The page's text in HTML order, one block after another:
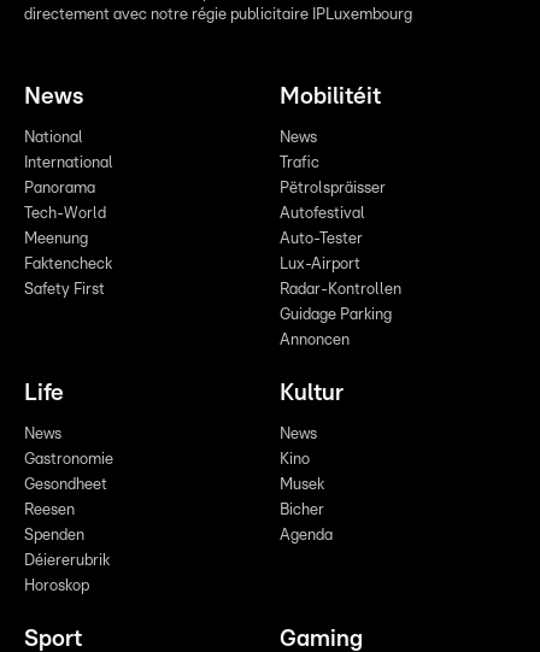
directement avec notre régie publicitaire IPLuxembourg
News
National
International
Panorama
Tech-World
Meenung
Faktencheck
Safety First
Mobilitéit
News
Trafic
Pëtrolspräisser
Autofestival
Auto-Tester
Lux-Airport
Radar-Kontrollen
Guidage Parking
Annoncen
Life
News
Gastronomie
Gesondheet
Reesen
Spenden
Déiererubrik
Horoskop
Kultur
News
Kino
Musek
Bicher
Agenda
Sport Gaming